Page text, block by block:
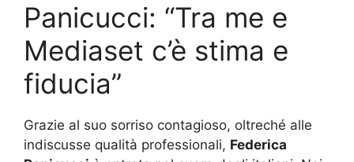
Panicucci: “Tra me e
Mediaset c’è stima e
fiducia”
Grazie al suo sorriso contagioso, oltreché alle
indiscusse qualità professionali, Federica